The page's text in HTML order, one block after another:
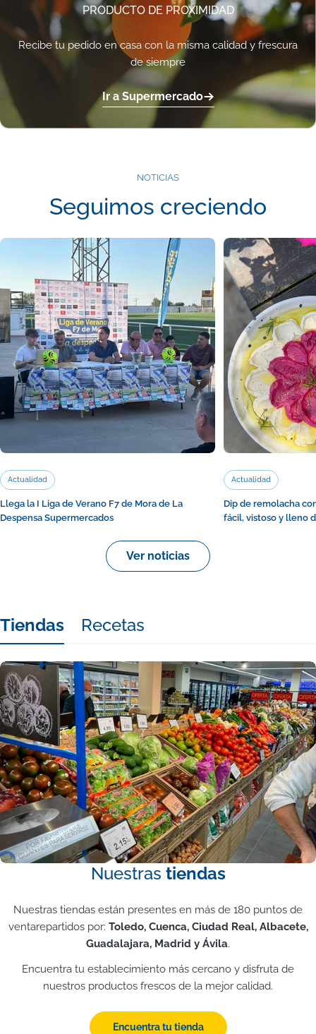
PRODUCTO DE PROXIMIDAD
Recibe tu pedido en casa con la misma calidad y frescura
de siempre
Ir a Supermercado
NOTICIAS
Seguimos creciendo
Actualidad
Llega la I Liga de Verano F7 de Mora de La
Despensa Supermercados
Actualidad
Dip de remolacha
fácil, vistoso y lleno
Ver noticias
Tiendas Recetas
Nuestras tiendas
Nuestras tiendas están presentes en más de 180 puntos de
ventarepartidos por: Toledo, Cuenca, Ciudad Real, Albacete,
Guadalajara, Madrid y Ávila.
Encuentra tu establecimiento más cercano y disfruta de
nuestros productos frescos de la mejor calidad.
Encuentra tu tienda